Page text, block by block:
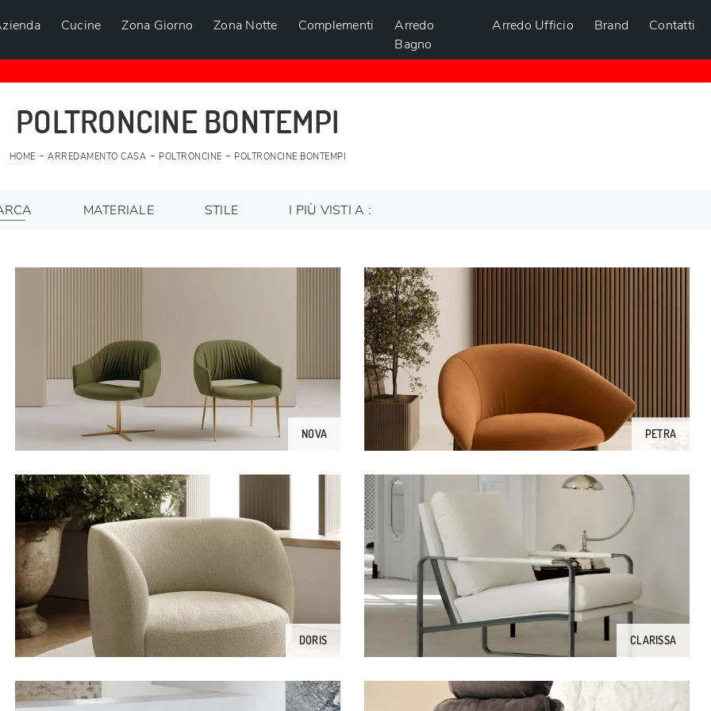
Cucine Zona Giorno Zona Notte Complementi
Arredo
Bagno
Arredo Ufficio Brand Contatti
POLTRONCINE BONTEMPI
HOME -ARREDAMENTO CASA - POLTRONCINE - POLTRONCINE BONTEMPI
MATERIALE STILE I PIÙ VISTI A :
NOVA PETRA
DORIS CLARISSA